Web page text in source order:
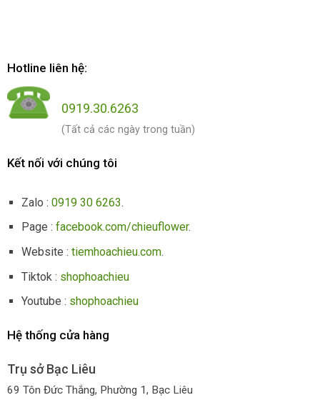
Hotline liên hệ:
0919.30.6263
(Tất cả các ngày trong tuần)
Kết nối với chúng tôi
Zalo :0919 30 6263.
Page :facebook.com/chieuflower.
Website :tiemhoachieu.com.
Tiktok : shophoachieu
Youtube : shophoachieu
Hệ thống cửa hàng
Trụ sở Bạc Liêu
69 Tôn Đức Thắng, Phường 1, Bạc Liêu